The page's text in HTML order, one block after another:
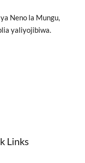
Neno la Mungu,
yaliyojibiwa.
Links